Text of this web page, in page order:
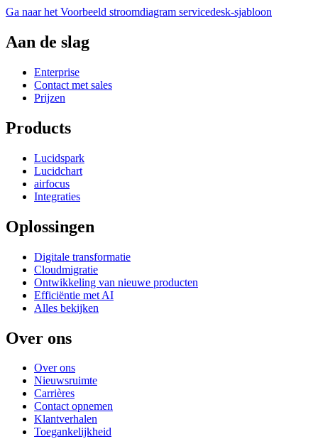
Ga naar het Voorbeeld stroomdiagram servicedesk-sjabloon
Aan de slag
Enterprise
Contact met sales
Prijzen
Products
Lucidspark
Lucidchart
airfocus
Integraties
Oplossingen
Digitale transformatie
Cloudmigratie
Ontwikkeling van nieuwe producten
Efficiëntie met AI
Alles bekijken
Over ons
Over ons
Nieuwsruimte
Carrières
Contact opnemen
Klantverhalen
Toegankelijkheid